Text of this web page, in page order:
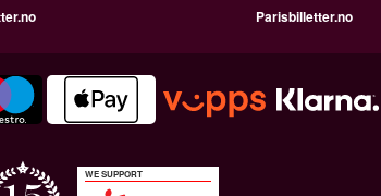
Parisbilletter.no
WE SUPPORT